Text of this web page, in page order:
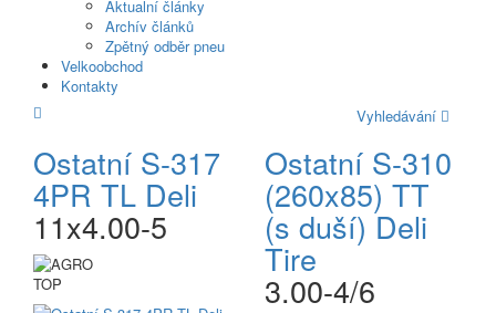
Aktualní články
Archív článků
Zpětný odběr pneu
Velkoobchod
Kontakty
Vyhledávání
Ostatní S-317
4PR TL Deli
11x4.00-5
TOP
Ostatní S-310
(260x85) TT
(s duší) Deli
Tire
3.00-4/6